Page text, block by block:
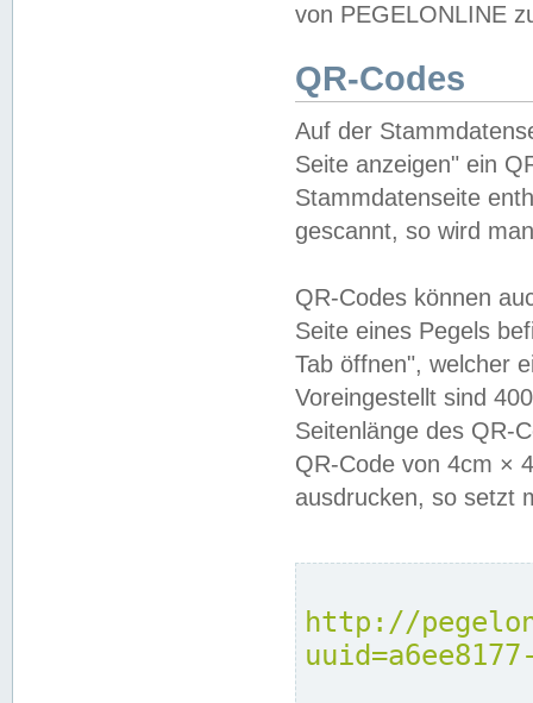
von PEGELONLINE
QR-Codes
Auf der
Seite anzeigen" ein
Stammdatenseite
gescannt, so wird
QR-Codes können
Seite eines Pegels
Tab öffnen", welcher
Voreingestellt sind
Seitenlänge des QR-
QR-Code von 4cm ×
ausdrucken, so setzt
http://